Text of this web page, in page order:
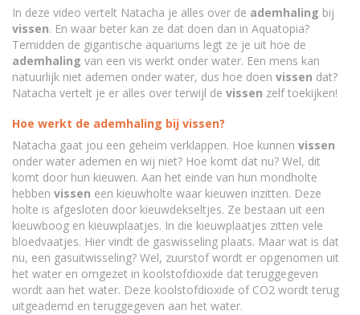
In deze video vertelt Natacha je alles over de ademhaling bij
vissen. En waar beter kan ze dat doen dan in Aquatopia?
Temidden de gigantische aquariums legt ze je uit hoe de
ademhaling van een vis werkt onder water. Een mens kan
natuurlijk niet ademen onder water, dus hoe doen vissen dat?
Natacha vertelt je er alles over terwijl de vissen zelf toekijken!
Hoe werkt de ademhaling bij vissen?
Natacha gaat jou een geheim verklappen. Hoe kunnen vissen
onder water ademen en wij niet? Hoe komt dat nu? Wel, dit
komt door hun kieuwen. Aan het einde van hun mondholte
hebben vissen een kieuwholte waar kieuwen inzitten. Deze
holte is afgesloten door kieuwdekseltjes. Ze bestaan uit een
kieuwboog en kieuwplaatjes. In die kieuwplaatjes zitten vele
bloedvaatjes. Hier vindt de gaswisseling plaats. Maar wat is dat
nu, een gasuitwisseling? Wel, zuurstof wordt er opgenomen uit
het water en omgezet in koolstofdioxide dat teruggegeven
wordt aan het water. Deze koolstofdioxide of CO2 wordt terug
uitgeademd en teruggegeven aan het water.